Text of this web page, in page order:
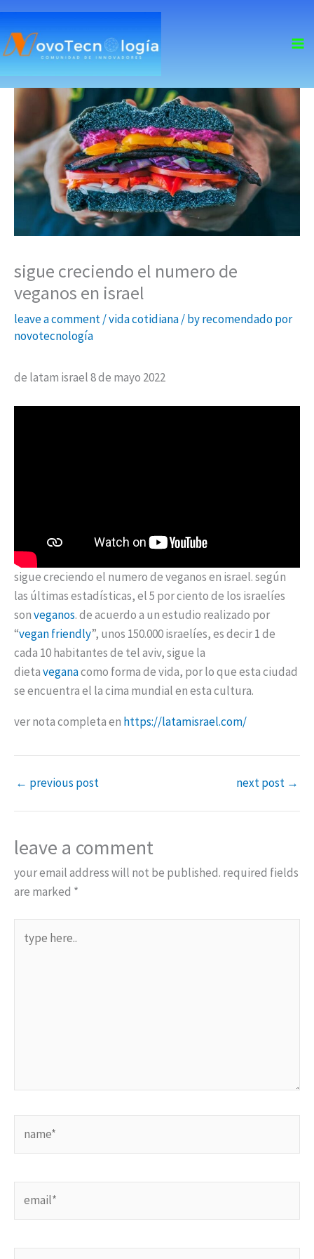
skip
content
sigue creciendo el numero de
veganos en israel
leave a comment/vida cotidiana/ byrecomendado por
novotecnología
de latam israel 8 de mayo 2022
sigue creciendo el numero de veganos en israel. según
las últimas estadísticas, el 5 por ciento de los israelíes
sonveganos. de acuerdo a un estudio realizado por
“vegan friendly”, unos 150.000 israelíes, es decir 1 de
cada 10 habitantes de tel aviv, sigue la
dietaveganacomo forma de vida, por lo que esta ciudad
se encuentra el la cima mundial en esta cultura.
ver nota completa en https://latamisrael.com/
← previous post next post →
leave a comment
your email address will not be published. required fields
are marked *
here..